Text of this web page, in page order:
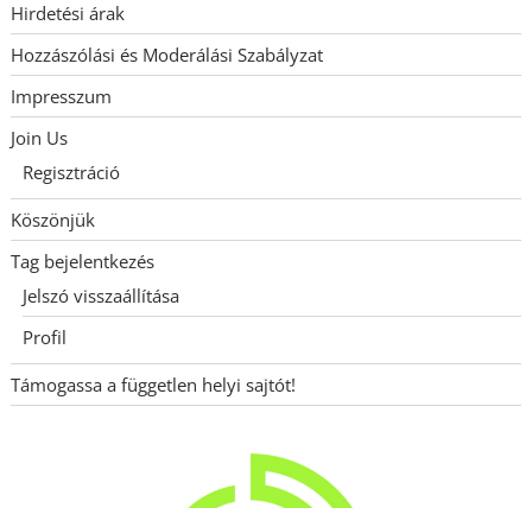
Hirdetési árak
Hozzászólási és Moderálási Szabályzat
Impresszum
Join Us
Regisztráció
Köszönjük
Tag bejelentkezés
Jelszó visszaállítása
Profil
Támogassa a független helyi sajtót!